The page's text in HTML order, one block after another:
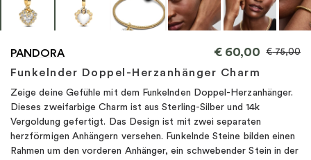
PANDORA
Funkelnder Doppel-Herzanhänger Charm
€60,00 €75,00
Zeige deine Gefühle mit dem Funkelnden Doppel-Herzanhänger.
Dieses zweifarbige Charm ist aus Sterling-Silber und 14k
Vergoldung gefertigt. Das Design ist mit zwei separaten
herzförmigen Anhängern versehen. Funkelnde Steine bilden einen
Rahmen um den vorderen Anhänger, ein schwebender Stein in der